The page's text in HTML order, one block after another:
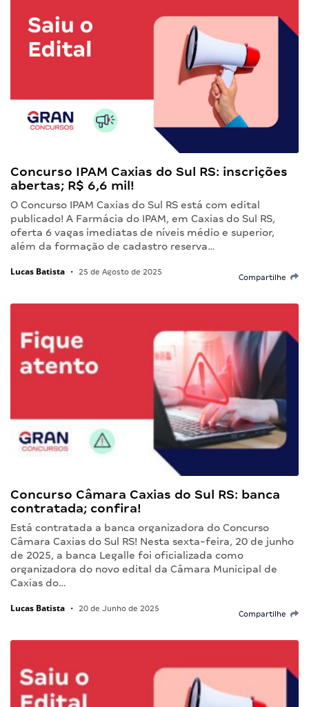
Concurso IPAM Caxias do Sul RS: inscrições
abertas; R$ 6,6 mil!
O Concurso IPAM Caxias do Sul RS está com edital
publicado! A Farmácia do IPAM, em Caxias do Sul RS,
oferta 6 vagas imediatas de níveis médio e superior,
além da formação de cadastro reserva…
Lucas Batista • 25 de Agosto de 2025
Compartilhe
Concurso Câmara Caxias do Sul RS: banca
contratada; confira!
Está contratada a banca organizadora do Concurso
Câmara Caxias do Sul RS! Nesta sexta-feira, 20 de junho
de 2025, a banca Legalle foi oficializada como
organizadora do novo edital da Câmara Municipal de
Caxias do…
Lucas Batista • 20 de Junho de 2025
Compartilhe